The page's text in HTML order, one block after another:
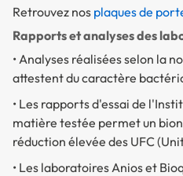
Retrouvez nos plaques de
Rapports et analyses des
• Analyses réalisées selon la
attestent du caractère
• Les rapports d'essai de
matière testée permet un
réduction élevée des UFC
• Les laboratoires Anios et